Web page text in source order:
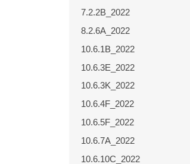
7.2.2B_2022
8.2.6A_2022
10.6.1B_2022
10.6.3E_2022
10.6.3K_2022
10.6.4F_2022
10.6.5F_2022
10.6.7A_2022
10.6.10C_2022